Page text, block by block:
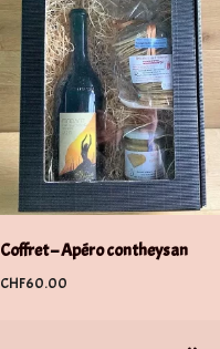
Coffret – Apéro contheysan
CHF60.00